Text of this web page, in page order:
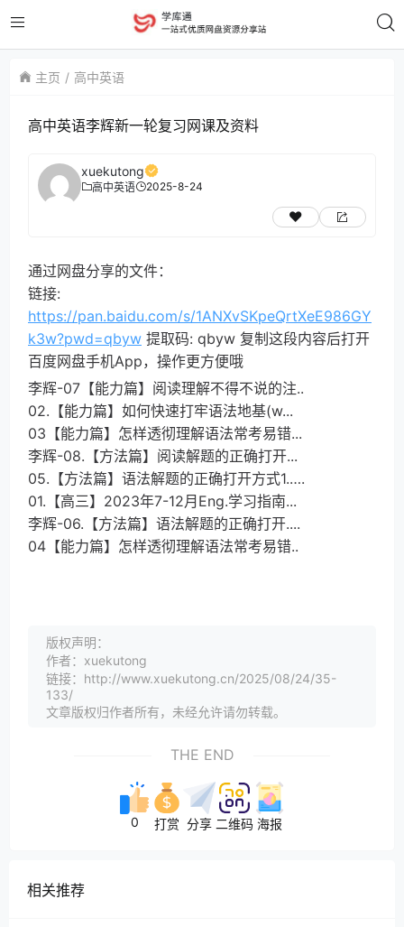
主页 高中英语
高中英语李辉新一轮复习网课及资料
xuekutong
高中英语 2025-8-24
通过网盘分享的文件：
链接:
https://pan.baidu.com/s/1ANXvSKpeQrtXeE986GY
k3w?pwd=qbyw 提取码: qbyw 复制这段内容后打开
百度网盘手机App，操作更方便哦
李辉-07【能力篇】阅读理解不得不说的注..
02.【能力篇】如何快速打牢语法地基(w...
03【能力篇】怎样透彻理解语法常考易错...
李辉-08.【方法篇】阅读解题的正确打开...
05.【方法篇】语法解题的正确打开方式1.….
01.【高三】2023年7-12月Eng.学习指南...
李辉-06.【方法篇】语法解题的正确打开....
04【能力篇】怎样透彻理解语法常考易错..
版权声明：
作者：xuekutong
链接：http://www.xuekutong.cn/2025/08/24/35-
133/
文章版权归作者所有，未经允许请勿转载。
THE END
0 打赏 分享 二维码 海报
相关推荐